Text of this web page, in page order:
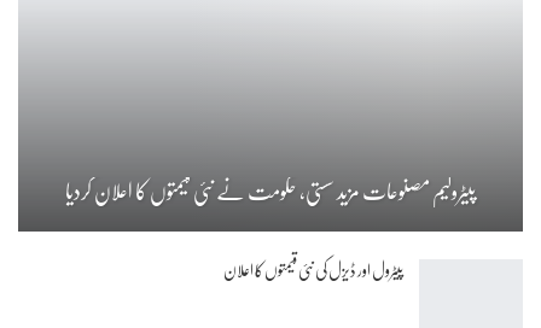
پیٹرولیم مصنوعات مزید سستی، حکومت نے نئی قیمتوں کا اعلان کردیا
پیٹرول اور ڈیزل کی نئی قیمتوں کا اعلان